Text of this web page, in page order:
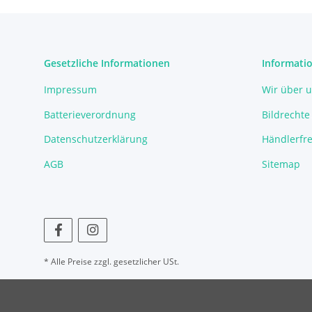
Gesetzliche Informationen
Impressum
Batterieverordnung
Datenschutzerklärung
AGB
Wir über
Sitemap
* Alle Preise zzgl. gesetzlicher USt.